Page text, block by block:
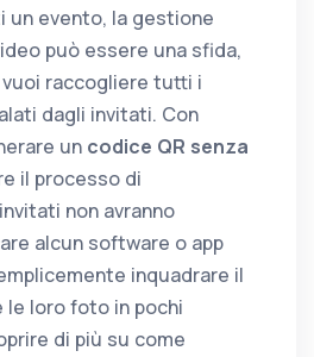
un evento, la gestione
può essere una sfida,
raccogliere tutti i
dagli invitati. Con
un codice QR senza
il processo di
non avranno
alcun software o app
inquadrare il
le loro foto in pochi
di più su come